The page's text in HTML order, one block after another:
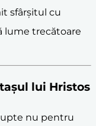
sfârșitul cu
lume trecătoare
lui Hristos
lupte nu pentru